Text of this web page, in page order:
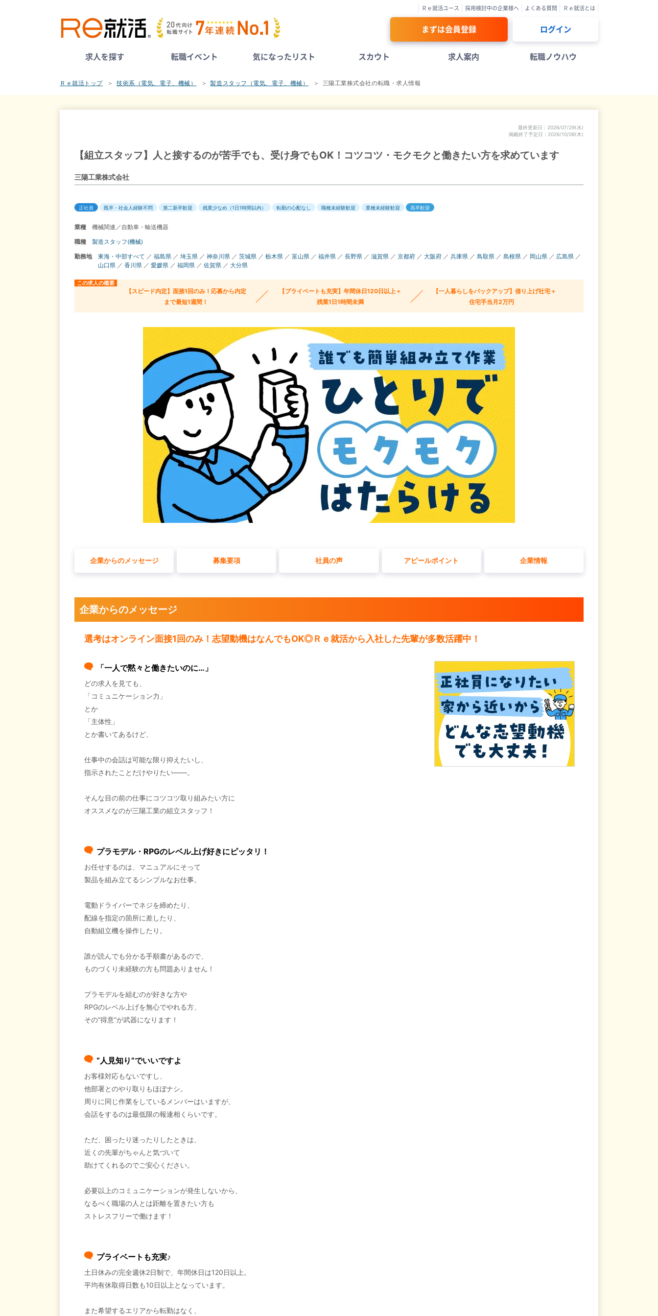
Ｒｅ就活ユース 採用検討中の企業様へ よくある質問 Ｒｅ就活とは
まずは会員登録 ログイン
求人を探す 転職イベント 気になったリスト スカウト 求人案内 転職ノウハウ
Ｒｅ就活トップ 技術系（電気、電子、機械） 製造スタッフ（電気、電子、機械） 三陽工業株式会社の転職・求人情報
最終更新日
2026/07/29(水)
掲載終了予定日
2026/10/08(木)
【組立スタッフ】人と接するのが苦手でも、受け身でもOK！コツコツ・モクモクと働きたい方を求めています
三陽工業株式会社
正社員 既卒・社会人経験不問 第二新卒歓迎 残業少なめ（1日1時間以内） 転勤の心配なし 職種未経験歓迎 業種未経験歓迎 高卒歓迎
業種
機械関連／自動車・輸送機器
職種
製造スタッフ(機械)
勤務地
東海・中部すべて ／ 福島県 ／ 埼玉県 ／ 神奈川県 ／ 茨城県 ／ 栃木県 ／ 富山県 ／ 福井県 ／ 長野県 ／ 滋賀県 ／ 京都府 ／ 大阪府 ／ 兵庫県 ／ 鳥取県 ／ 島根県 ／ 岡山県 ／ 広島県 ／
山口県 ／ 香川県 ／ 愛媛県 ／ 福岡県 ／ 佐賀県 ／ 大分県
この求人の概要
【スピード内定】面接1回のみ！応募から内定
まで最短1週間！
【プライベートも充実】年間休日120日以上＋
残業1日1時間未満
【一人暮らしをバックアップ】借り上げ社宅＋
住宅手当月2万円
企業からのメッセージ 募集要項 社員の声 アピールポイント 企業情報
企業からのメッセージ
選考はオンライン面接1回のみ！志望動機はなんでもOK◎Ｒｅ就活から入社した先輩が多数活躍中！
「一人で黙々と働きたいのに…」
どの求人を見ても、
「コミュニケーション力」
とか
「主体性」
とか書いてあるけど、
仕事中の会話は可能な限り抑えたいし、
指示されたことだけやりたい――。
そんな目の前の仕事にコツコツ取り組みたい方に
オススメなのが三陽工業の組立スタッフ！
プラモデル・RPGのレベル上げ好きにピッタリ！
お任せするのは、マニュアルにそって
製品を組み立てるシンプルなお仕事。
電動ドライバーでネジを締めたり、
配線を指定の箇所に差したり、
自動組立機を操作したり。
誰が読んでも分かる手順書があるので、
ものづくり未経験の方も問題ありません！
プラモデルを組むのが好きな方や
RPGのレベル上げを無心でやれる方、
その“得意”が武器になります！
“人見知り”でいいですよ
お客様対応もないですし、
他部署とのやり取りもほぼナシ。
周りに同じ作業をしているメンバーはいますが、
会話をするのは最低限の報連相くらいです。
ただ、困ったり迷ったりしたときは、
近くの先輩がちゃんと気づいて
助けてくれるのでご安心ください。
必要以上のコミュニケーションが発生しないから、
なるべく職場の人とは距離を置きたい方も
ストレスフリーで働けます！
プライベートも充実♪
土日休みの完全週休2日制で、年間休日は120日以上。
平均有休取得日数も10日以上となっています。
また希望するエリアから転勤はなく、